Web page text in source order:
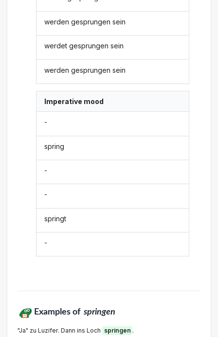
werden gesprungen sein
werdet gesprungen sein
werden gesprungen sein
Imperative mood
-
spring
-
-
springt
-
Examples of springen
"Ja" zu Luzifer. Dann ins Loch springen .